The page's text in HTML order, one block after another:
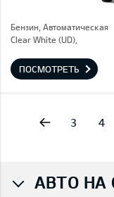
Бензин, Автоматическая
Clear White (UD),
ПОСМОТРЕТЬ
3 4
АВТО НА